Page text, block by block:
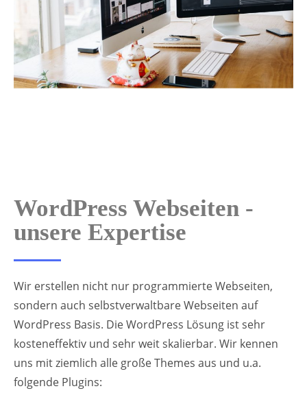
WordPress Webseiten -
unsere Expertise
Wir erstellen nicht nur programmierte Webseiten,
sondern auch selbstverwaltbare Webseiten auf
WordPress Basis. Die WordPress Lösung ist sehr
kosteneffektiv und sehr weit skalierbar. Wir kennen
uns mit ziemlich alle große Themes aus und u.a.
folgende Plugins: